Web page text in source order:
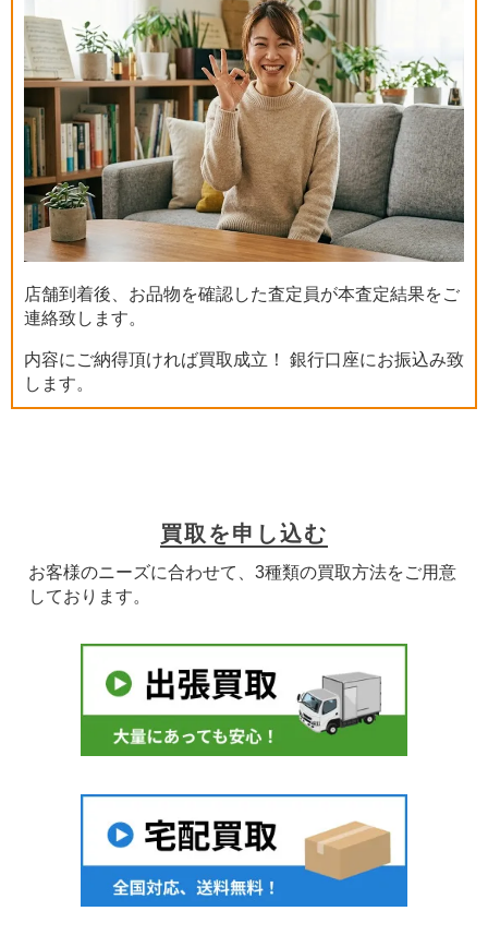
店舗到着後、お品物を確認した査定員が本査定結果をご
連絡致します。
内容にご納得頂ければ買取成立！ 銀行口座にお振込み致
します。
買取を申し込む
お客様のニーズに合わせて、3種類の買取方法をご用意
しております。